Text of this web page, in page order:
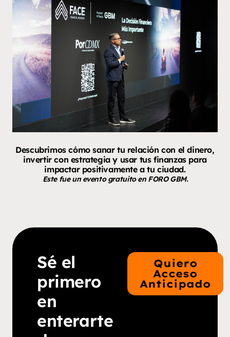
Descubrimos cómo sanar tu relación con el dinero,
invertir con estrategia y usar tus finanzas para
impactar positivamente a tu ciudad.
Este fue un evento gratuito en FORO GBM.
Sé el
primero
en
enterarte
Quiero
Acceso
Anticipado